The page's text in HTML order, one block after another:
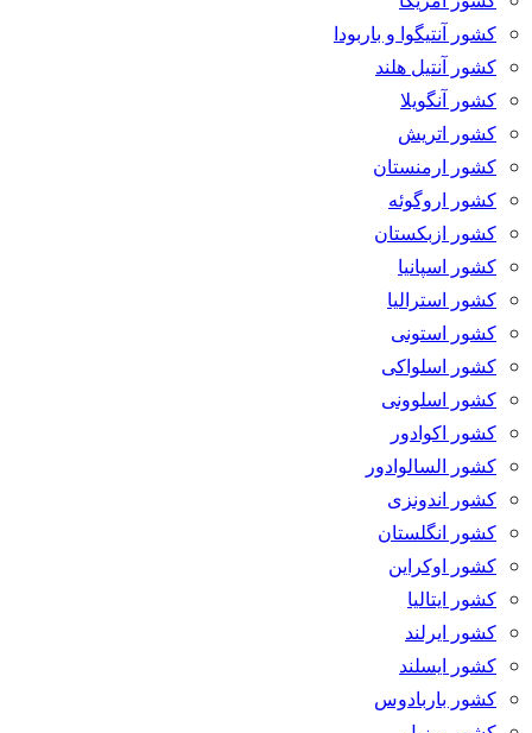
کشور آنتیگوا و باربودا
کشور آنتیل هلند
کشور آنگویلا
کشور اتریش
کشور ارمنستان
کشور اروگوئه
کشور ازبکستان
کشور اسپانیا
کشور استرالیا
کشور استونی
کشور اسلواکی
کشور اسلوونی
کشور اکوادور
کشور السالوادور
کشور اندونزی
کشور انگلستان
کشور اوکراین
کشور ایتالیا
کشور ایرلند
کشور ایسلند
کشور باربادوس